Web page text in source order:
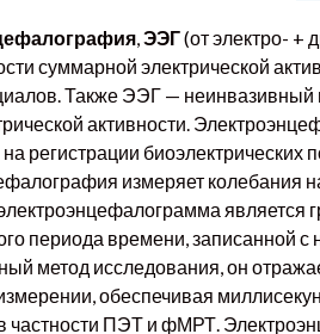
ЭЭГ(от электро- +
суммарной электрической
Также ЭЭГ — неинвазивный
активности.
регистрации биоэлектрических
измеряет колебания
является
периода времени,
метод исследования, он
обеспечивая
частности ПЭТ и фМРТ.